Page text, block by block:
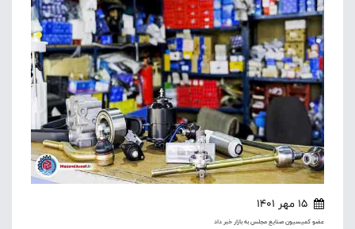
15 مهر 1401
عضو کمیسیون صنایع مجلس به بازار خبر داد